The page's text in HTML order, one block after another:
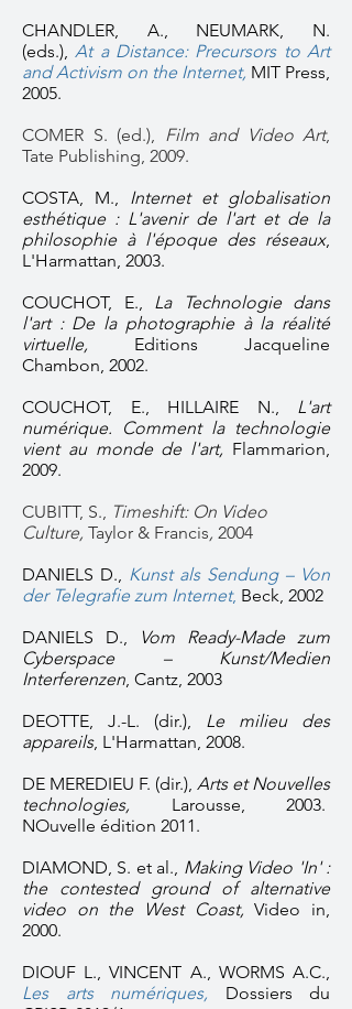
CHANDLER, A., NEUMARK, N.
(eds.),At a Distance: Precursors to Art
and Activism on the Internet, MIT Press,
2005.
COMER S. (ed.), Film and Video Art,
Tate Publishing, 2009.
COSTA, M., Internet et globalisation
esthétique : L'avenir de l'art et de la
philosophie à l'époque des réseaux,
L'Harmattan, 2003.
COUCHOT, E., La Technologie dans
l'art : De la photographie à la réalité
virtuelle, Editions Jacqueline
Chambon, 2002.
COUCHOT, E., HILLAIRE N., L'art
numérique. Comment la technologie
vient au monde de l'art, Flammarion,
2009.
CUBITT, S., Timeshift: On Video
Culture, Taylor & Francis, 2004
DANIELS D., Kunst als Sendung – Von
der Telegrafie zum Internet, Beck, 2002
DANIELS D.,
Vom Ready-Made zum
Cyberspace – Kunst/Medien
Interferenzen, Cantz, 2003
DEOTTE, J.-L. (dir.), Le milieu des
appareils, L'Harmattan, 2008.
DE MEREDIEU F. (dir.), Arts et Nouvelles
technologies, Larousse, 2003.
NOuvelle édition 2011.
DIAMOND, S. et al., Making Video 'In' :
the contested ground of alternative
video on the West Coast,Video in,
2000.
DIOUF L., VINCENT A., WORMS A.C.,
Les arts numériques, Dossiers du